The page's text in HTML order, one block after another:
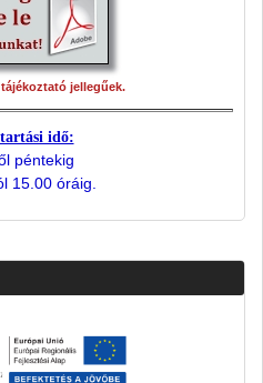
jellegűek.
idő:
péntekig
15.00 óráig.